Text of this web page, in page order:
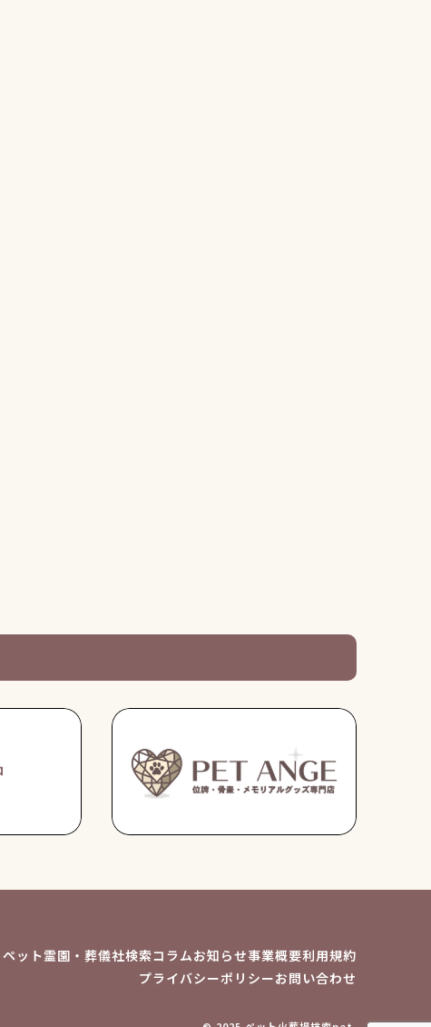
ペット霊園・葬儀社検索コラムお知らせ事業概要利用規約
プライバシーポリシーお問い合わせ